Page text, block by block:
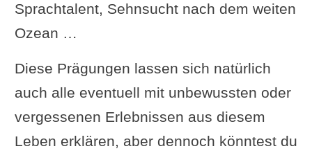
Sprachtalent, Sehnsucht nach dem weiten
Ozean …
Diese Prägungen lassen sich natürlich
auch alle eventuell mit unbewussten oder
vergessenen Erlebnissen aus diesem
Leben erklären, aber dennoch könntest du